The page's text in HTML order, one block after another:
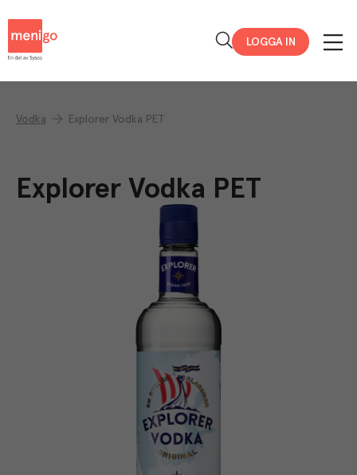
LOGGA IN
Vodka Explorer Vodka PET
Explorer Vodka PET